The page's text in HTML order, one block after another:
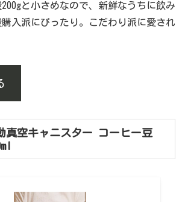
と小さめなので、新鮮なうちに飲み
入派にぴったり。こだわり派に愛され
真空キャニスター コーヒー豆